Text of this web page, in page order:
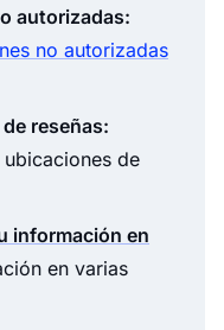
autorizadas:
no autorizadas
reseñas:
de
información en
en varias